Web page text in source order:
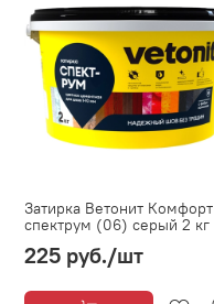
Затирка Ветонит Комфорт
спектрум (06) серый 2 кг
225 руб./шт